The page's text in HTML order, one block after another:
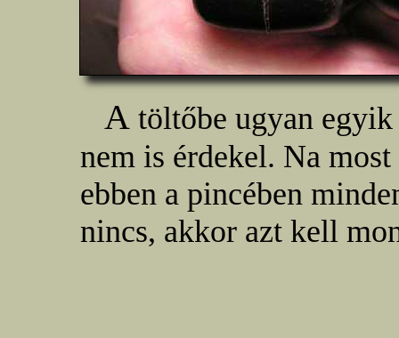
A töltőbe ugyan
nem is érdekel. Na
ebben a pincében
nincs, akkor azt kell